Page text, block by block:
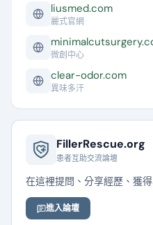
liusmed.com
麗式官網
微創中心
clear-odor.com
異味多汗
FillerRescue.org
患者互助交流論壇
在這裡提問、分享經歷、獲
進入論壇